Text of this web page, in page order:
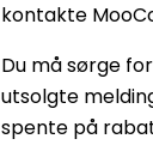
kontakte
Du må sørge
utsolgte
spente på